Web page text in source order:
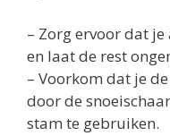
– Zorg ervoor dat
en laat de rest
– Voorkom dat je
door de
stam te gebruiken.